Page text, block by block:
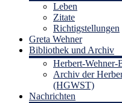
Leben
Zitate
Richtigstellungen
Greta Wehner
Bibliothek und Archiv
Herbert-Wehner-
Archiv der
(HGWST)
Nachrichten